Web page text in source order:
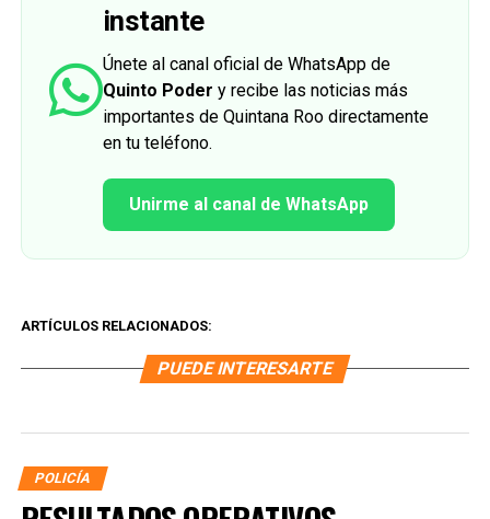
instante
Únete al canal oficial de WhatsApp de
Quinto Poder y recibe las noticias más
importantes de Quintana Roo directamente
en tu teléfono.
Unirme al canal de WhatsApp
ARTÍCULOS RELACIONADOS:
PUEDE INTERESARTE
POLICÍA